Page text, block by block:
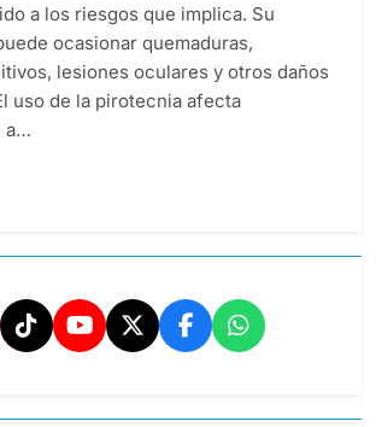
a los riesgos que implica. Su
ocasionar quemaduras,
lesiones oculares y otros daños
uso de la pirotecnia afecta
a…